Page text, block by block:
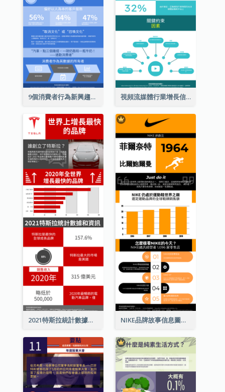
9個消費者行為新興趨勢信息圖表 視頻流媒體行業增長信息圖表
2021特斯拉統計數據和資訊信息圖表 NIKE品牌故事信息圖表